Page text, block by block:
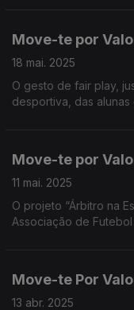
Move-te por
18 mai. 2025
O gesto de fair play,
desportiva, das
Move-te por
11 mai. 2025
O projeto “Árbitro na
Associação de
Move-te Por
13 abr. 2025